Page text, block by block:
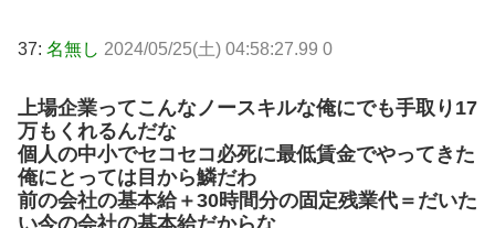
37: 名無し 2024/05/25(土) 04:58:27.99 0
上場企業ってこんなノースキルな俺にでも手取り17
万もくれるんだな
個人の中小でセコセコ必死に最低賃金でやってきた
俺にとっては目から鱗だわ
前の会社の基本給＋30時間分の固定残業代＝だいた
い今の会社の基本給だからな